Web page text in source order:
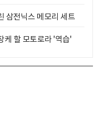
삼전닉스 메모리 세트
케 할 모토로라 '역습'